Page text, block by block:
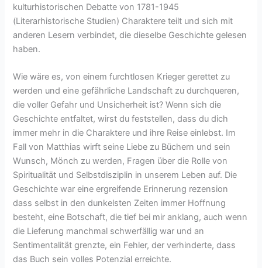
kulturhistorischen Debatte von 1781-1945
(Literarhistorische Studien) Charaktere teilt und sich mit
anderen Lesern verbindet, die dieselbe Geschichte gelesen
haben.
Wie wäre es, von einem furchtlosen Krieger gerettet zu
werden und eine gefährliche Landschaft zu durchqueren,
die voller Gefahr und Unsicherheit ist? Wenn sich die
Geschichte entfaltet, wirst du feststellen, dass du dich
immer mehr in die Charaktere und ihre Reise einlebst. Im
Fall von Matthias wirft seine Liebe zu Büchern und sein
Wunsch, Mönch zu werden, Fragen über die Rolle von
Spiritualität und Selbstdisziplin in unserem Leben auf. Die
Geschichte war eine ergreifende Erinnerung rezension
dass selbst in den dunkelsten Zeiten immer Hoffnung
besteht, eine Botschaft, die tief bei mir anklang, auch wenn
die Lieferung manchmal schwerfällig war und an
Sentimentalität grenzte, ein Fehler, der verhinderte, dass
das Buch sein volles Potenzial erreichte.